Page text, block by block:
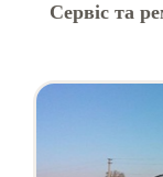
Сервіс та